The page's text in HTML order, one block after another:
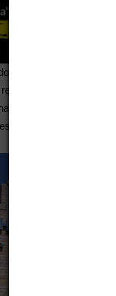
una sentencia
en un
paciente con una
acumulados